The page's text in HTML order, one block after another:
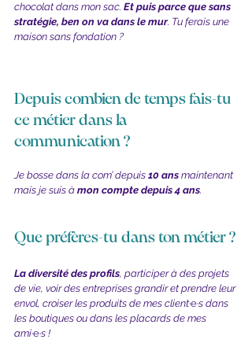
chocolat dans mon sac. Et puis parce que sans
stratégie, ben on va dans le mur. Tu ferais une
maison sans fondation ?
Depuis combien de temps fais-tu
ce métier dans la
communication ?
Je bosse dans la com’ depuis 10 ans maintenant
mais je suis à mon compte depuis 4 ans.
Que préfères-tu dans ton métier ?
La diversité des profils, participer à des projets
de vie, voir des entreprises grandir et prendre leur
envol, croiser les produits de mes client·e·s dans
les boutiques ou dans les placards de mes
ami·e·s !